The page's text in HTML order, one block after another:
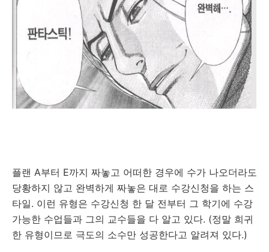
플랜 A부터 E까지 짜놓고 어떠한 경우에 수가 나오더라도
당황하지 않고 완벽하게 짜놓은 대로 수강신청을 하는 스
타일. 이런 유형은 수강신청 한 달 전부터 그 학기에 수강
가능한 수업들과 그의 교수들을 다 알고 있다. (정말 희귀
한 유형이므로 극도의 소수만 성공한다고 알려져 있다.)